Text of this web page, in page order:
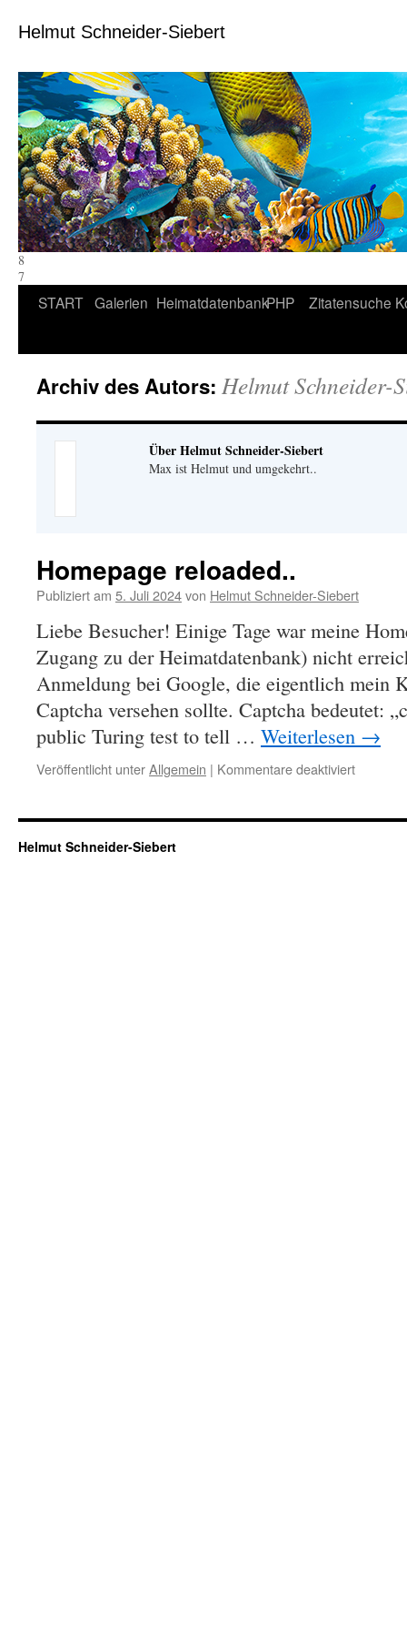
Helmut Schneider-Siebert
8
7
Zum
START Galerien HeimatdatenbankPHP Zitatensuche
Archiv des Autors: Helmut Schneider-
Über Helmut Schneider-Siebert
Max ist Helmut und umgekehrt..
Homepage reloaded..
Publiziert am 5. Juli 2024von Helmut Schneider-Siebert
Liebe Besucher! Einige Tage war meine
Zugang zu der Heimatdatenbank) nicht
Anmeldung bei Google, die eigentlich mein
Captcha versehen sollte. Captcha bedeutet:
public Turing test to tell … Weiterlesen →
Veröffentlicht unterAllgemein | Kommentare deaktiviert
Helmut Schneider-Siebert